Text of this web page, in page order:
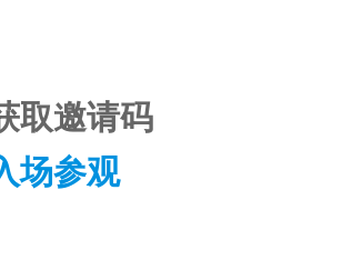
取邀请码
场参观